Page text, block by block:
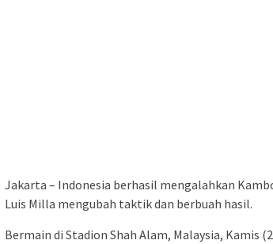
Jakarta – Indonesia berhasil mengalahkan
Luis Milla mengubah taktik dan berbuah hasil.
Bermain di Stadion Shah Alam, Malaysia, Kamis